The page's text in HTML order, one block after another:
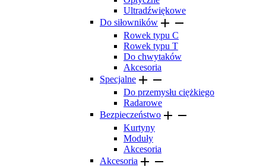
Ultradźwiękowe
Do siłowników  
Rowek typu C
Rowek typu T
Do chwytaków
Akcesoria
Specjalne  
Do przemysłu ciężkiego
Radarowe
Bezpieczeństwo  
Kurtyny
Moduły
Akcesoria
Akcesoria  